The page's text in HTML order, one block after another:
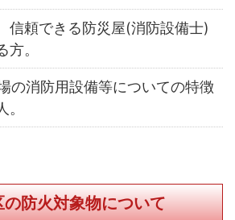
信頼できる防災屋(消防設備士)
方。
の消防用設備等についての特徴
防火対象物について